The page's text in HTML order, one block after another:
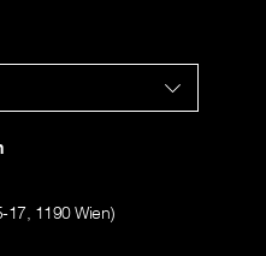
1190 Wien)